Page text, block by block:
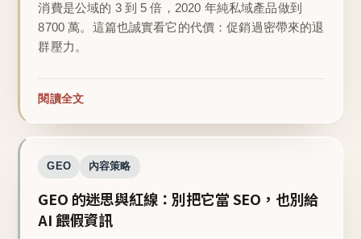
消費是公域的 3 到 5 倍，2020 年純私域產品做到
8700 萬。這篇也誠實看它的代價：促銷過密帶來的退
群壓力。
閱讀全文
GEO 內容策略
GEO 的迷思與紅線：別把它當 SEO，也別給
AI 餵假資訊